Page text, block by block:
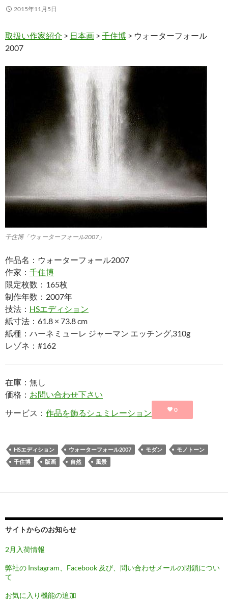
2015年11月5日
取扱い作家紹介 > 日本画 > 千住博 > ウォーターフォール
2007
千住博「ウォーターフォール2007」
作品名：ウォーターフォール2007
作家： 千住博
限定枚数：165枚
制作年数：2007年
技法： HSエディション
紙寸法：61.8 × 73.8 cm
紙種：ハーネミューレ ジャーマン エッチング,310g
レゾネ：#162
在庫：無し
価格： お問い合わせ下さい
サービス： 作品を飾るシュミレーション 0
HSエディション ウォーターフォール2007 モダン
モノトーン
千住博
版画 自然 風景
サイトからのお知らせ
2月入荷情報
弊社の Instagram、Facebook 及び、問い合わせメールの閉鎖につい
て
お気に入り機能の追加